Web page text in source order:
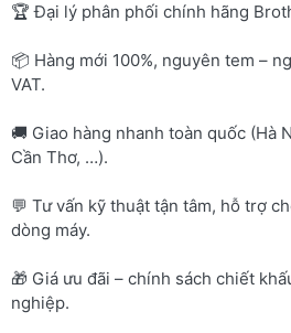
🏆 Đại lý phân phối chính hãng
📦 Hàng mới 100%, nguyên tem –
VAT.
🚚 Giao hàng nhanh toàn quốc (Hà
Cần Thơ, …).
💬 Tư vấn kỹ thuật tận tâm, hỗ trợ
dòng máy.
🎁 Giá ưu đãi – chính sách chiết
nghiệp.